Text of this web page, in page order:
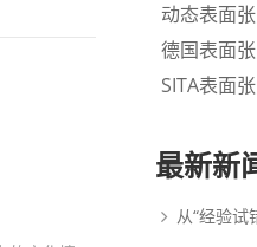
动态表面
德国表面
SITA表面
最新新